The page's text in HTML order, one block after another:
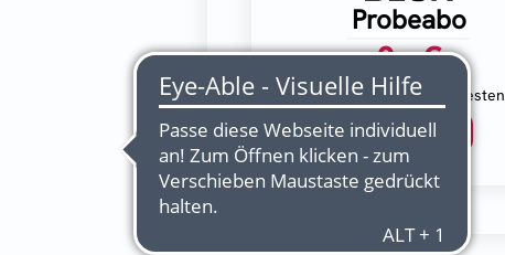
Probeabo
0,- €
2 Wochen kostenlos testen
Abonnieren